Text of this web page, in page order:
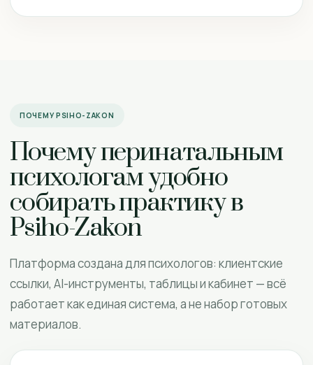
ПОЧЕМУ PSIHO-ZAKON
Почему перинатальным
психологам удобно
собирать практику в
Psiho-Zakon
Платформа создана для психологов: клиентские
ссылки, AI-инструменты, таблицы и кабинет — всё
работает как единая система, а не набор готовых
материалов.